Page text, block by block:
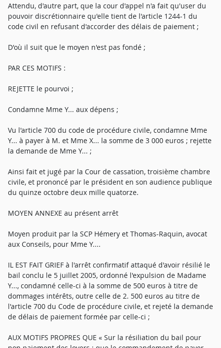
Attendu, d'autre part, que la cour d'appel n'a fait qu'user du
pouvoir discrétionnaire qu'elle tient de l'article 1244-1 du
code civil en refusant d'accorder des délais de paiement ;
D'où il suit que le moyen n'est pas fondé ;
PAR CES MOTIFS :
REJETTE le pourvoi ;
Condamne Mme Y... aux dépens ;
Vu l'article 700 du code de procédure civile, condamne Mme
Y... à payer à M. et Mme X... la somme de 3 000 euros ; rejette
la demande de Mme Y... ;
Ainsi fait et jugé par la Cour de cassation, troisième chambre
civile, et prononcé par le président en son audience publique
du quinze octobre deux mille quatorze.
MOYEN ANNEXE au présent arrêt
Moyen produit par la SCP Hémery et Thomas-Raquin, avocat
aux Conseils, pour Mme Y....
IL EST FAIT GRIEF à l'arrêt confirmatif attaqué d'avoir résilié le
bail conclu le 5 juillet 2005, ordonné l'expulsion de Madame
Y..., condamné celle-ci à la somme de 500 euros à titre de
dommages intérêts, outre celle de 2. 500 euros au titre de
l'article 700 du Code de procédure civile, et rejeté la demande
de délais de paiement formée par celle-ci ;
AUX MOTIFS PROPRES QUE « Sur la résiliation du bail pour